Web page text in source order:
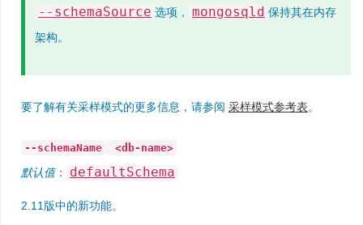
--schemaSource 选项， mongosqld 保持其在内存
架构。
要了解有关采样模式的更多信息，请参阅 采样模式参考表。
--schemaName <db-name>
默认值： defaultSchema
2.11版中的新功能。